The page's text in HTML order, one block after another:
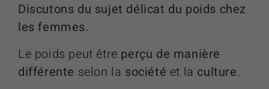
Discutons du sujet délicat du poids chez
les femmes.
Le poids peut être perçu de manière
différente selon la société et la culture.